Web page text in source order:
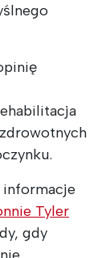
informacje
Tyler
gdy